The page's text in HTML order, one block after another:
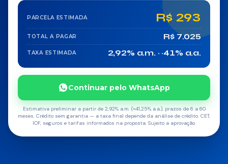
Reforma
Serviços
SEGUROS
Vida
Residencial
Auto
PARCELA ESTIMADA R$ 293
TOTAL A PAGAR R$ 7.025
TAXA ESTIMADA 2,92% a.m. · ~41% a.a.
Continuar pelo WhatsApp
Estimativa preliminar a partir de 2,92% a.m. (≈41,25% a.a.), prazos de 6 a 60
meses. Crédito sem garantia — a taxa final depende da análise de crédito. CET,
IOF, seguros e tarifas informados na proposta. Sujeito a aprovação.